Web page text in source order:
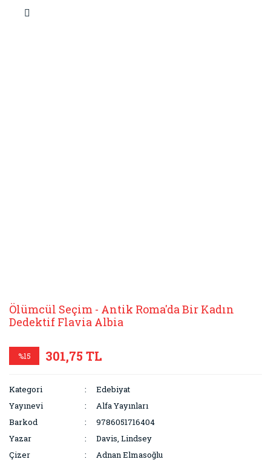
Ölümcül Seçim - Antik Roma'da Bir Kadın
Dedektif Flavia Albia
%15 301,75 TL
Kategori
Edebiyat
Yayınevi
Alfa Yayınları
Barkod
9786051716404
Yazar
Davis, Lindsey
Çizer
Adnan Elmasoğlu